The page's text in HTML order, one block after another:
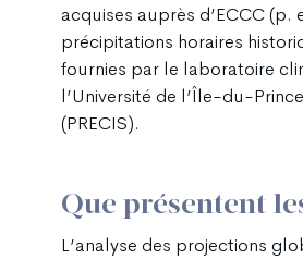
acquises auprès d’ECCC (p.
précipitations horaires
fournies par le laboratoire
l’Université de l’Île-du-
(PRECIS).
Que présentent
L’analyse des projections